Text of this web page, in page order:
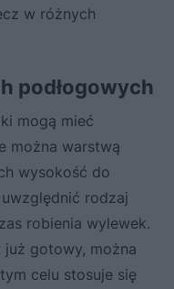
w różnych
podłogowych
mogą mieć
można warstwą
wysokość do
rodzaj
robienia wylewek.
już gotowy, można
celu stosuje się